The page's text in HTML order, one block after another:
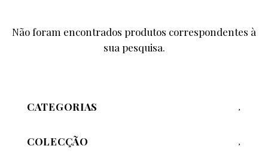
Não foram encontrados produtos correspondentes à
sua pesquisa.
CATEGORIAS
COLECÇÃO